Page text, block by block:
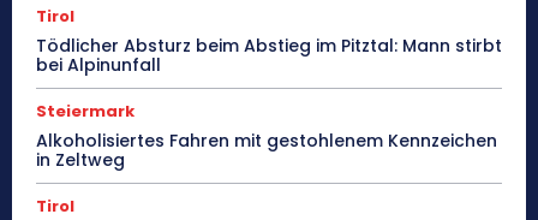
Tirol
Tödlicher Absturz beim Abstieg im Pitztal: Mann stirbt
bei Alpinunfall
Steiermark
Alkoholisiertes Fahren mit gestohlenem Kennzeichen
in Zeltweg
Tirol